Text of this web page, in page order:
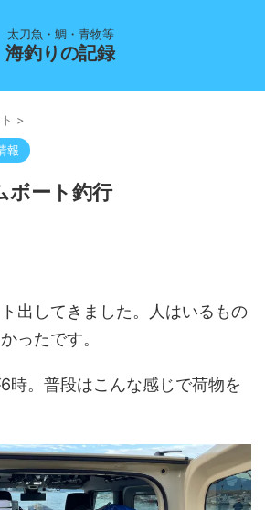
太刀魚・鯛・青物等
海釣りの記録
>
報
ボート釣行
出してきました。人はいるもの
ったです。
時。普段はこんな感じで荷物を